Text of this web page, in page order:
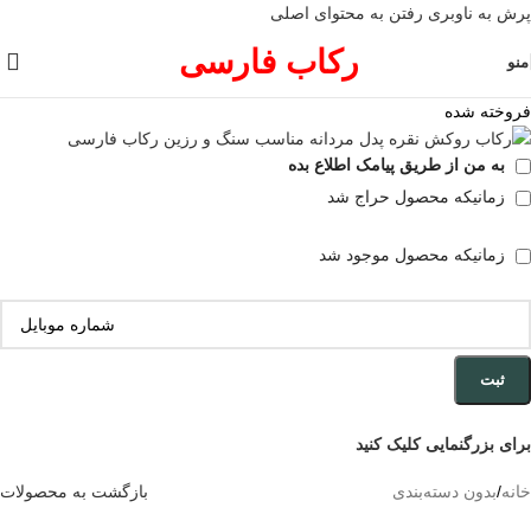
پرش به ناوبری رفتن به محتوای اصلی
منو رکاب فارسی
فروخته شده
به من از طریق پیامک اطلاع بده
زمانیکه محصول حراج شد
زمانیکه محصول موجود شد
ثبت
برای بزرگنمایی کلیک کنید
خانه/بدون دسته‌بندی بازگشت به محصولات